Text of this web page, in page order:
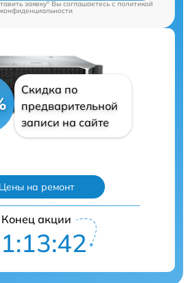
заявку" Вы соглашаетесь cполитикой
конфиденциальности
Скидка по
предварительной
записи на сайте
Цены на ремонт
Конец акции